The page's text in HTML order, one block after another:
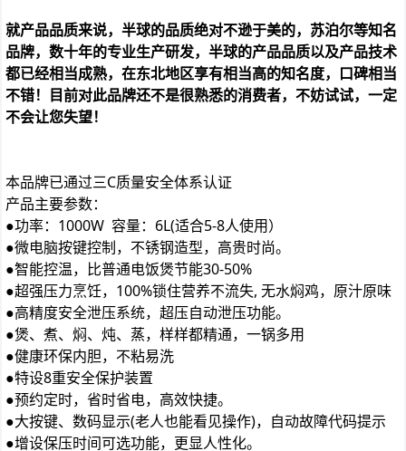
就产品品质来说，半球的品质绝对不逊于美的，苏泊尔等知名
品牌，数十年的专业生产研发，半球的产品品质以及产品技术
都已经相当成熟，在东北地区享有相当高的知名度，口碑相当
不错！目前对此品牌还不是很熟悉的消费者，不妨试试，一定
不会让您失望！
本品牌已通过三C质量安全体系认证
产品主要参数：
●功率：1000W 容量：6L(适合5-8人使用）
●微电脑按键控制，不锈钢造型，高贵时尚。
●智能控温，比普通电饭煲节能30-50%
●超强压力烹饪，100%锁住营养不流失, 无水焖鸡，原汁原味
●高精度安全泄压系统，超压自动泄压功能。
●煲、煮、焖、炖、蒸，样样都精通，一锅多用
●健康环保内胆，不粘易洗
●特设8重安全保护装置
●预约定时，省时省电，高效快捷。
●大按键、数码显示(老人也能看见操作)，自动故障代码提示
●增设保压时间可选功能，更显人性化。